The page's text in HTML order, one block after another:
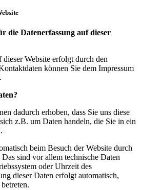
die Datenerfassung auf dieser
Website erfolgt durch den
können Sie dem Impressum
dadurch erhoben, dass Sie uns diese
z.B. um Daten handeln, die Sie in ein
beim Besuch der Website durch
sind vor allem technische Daten
oder Uhrzeit des
dieser Daten erfolgt automatisch,